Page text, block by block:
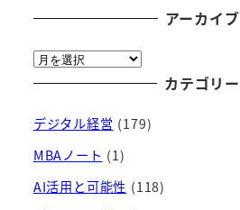
アーカイブ
ア
ー
イ
ブ
カテゴリー
デジタル経営 (179)
MBAノート (1)
AI活用と可能性 (118)